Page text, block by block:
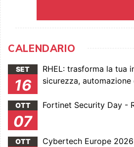
CALENDARIO
SET
16
RHEL: trasforma la tua
sicurezza,
OTT
07
Fortinet Security Day -
OTT Cybertech Europe 2026